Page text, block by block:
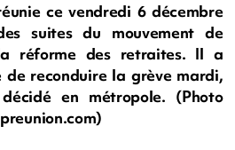
ce vendredi 6 décembre
suites du mouvement de
réforme des retraites. Il a
reconduire la grève mardi,
en métropole. (Photo